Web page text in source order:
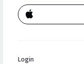
Login